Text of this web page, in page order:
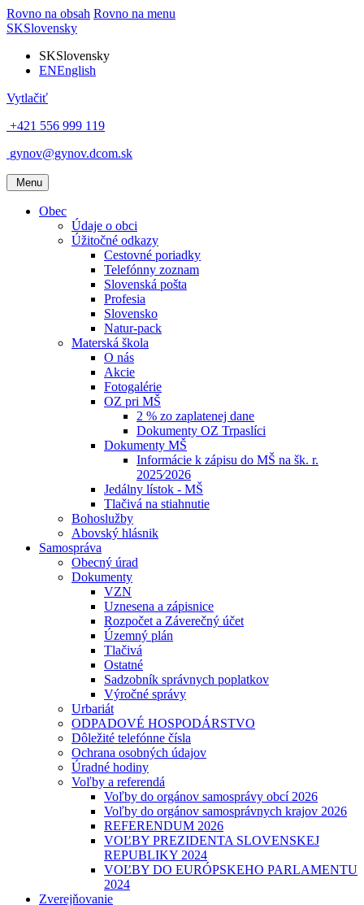
Rovno na obsah Rovno na menu
SKSlovensky
SKSlovensky
ENEnglish
Vytlačiť
+421 556 999 119
gynov@gynov.dcom.sk
Menu
Obec
Údaje o obci
Úžitočné odkazy
Cestovné poriadky
Telefónny zoznam
Slovenská pošta
Profesia
Slovensko
Natur-pack
Materská škola
O nás
Akcie
Fotogalérie
OZ pri MŠ
2 % zo zaplatenej dane
Dokumenty OZ Trpaslíci
Dokumenty MŠ
Informácie k zápisu do MŠ na šk. r.
2025⁄2026
Jedálny lístok - MŠ
Tlačivá na stiahnutie
Bohoslužby
Abovský hlásnik
Samospráva
Obecný úrad
Dokumenty
VZN
Uznesena a zápisnice
Rozpočet a Záverečný účet
Územný plán
Tlačivá
Ostatné
Sadzobník správnych poplatkov
Výročné správy
Urbariát
ODPADOVÉ HOSPODÁRSTVO
Dôležité telefónne čísla
Ochrana osobných údajov
Úradné hodiny
Voľby a referendá
Voľby do orgánov samosprávy obcí 2026
Voľby do orgánov samosprávnych krajov 2026
REFERENDUM 2026
VOĽBY PREZIDENTA SLOVENSKEJ
REPUBLIKY 2024
VOĽBY DO EURÓPSKEHO PARLAMENTU
2024
Zverejňovanie